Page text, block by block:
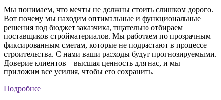
Мы понимаем, что мечты не должны стоить слишком дорого.
Вот почему мы находим оптимальные и функциональные
решения под бюджет заказчика, тщательно отбираем
поставщиков стройматериалов. Мы работаем по прозрачным
фиксированным сметам, которые не подрастают в процессе
строительства. С нами ваши расходы будут прогнозируемыми.
Доверие клиентов – высшая ценность для нас, и мы
приложим все усилия, чтобы его сохранить.
Подробнее